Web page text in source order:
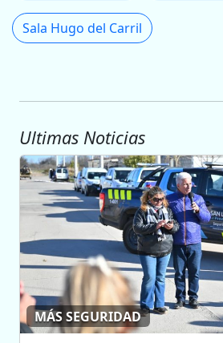
Sala Hugo del Carril
Ultimas Noticias
MÁS SEGURIDAD